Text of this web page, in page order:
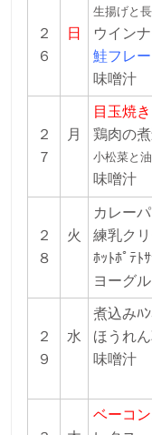
２
６
日
生揚げと
ウイン
鮭フレー
味噌汁
２
７
月
目玉焼き
鶏肉の
小松菜と
味噌汁
２
８
火
カレー
練乳ク
ﾎｯﾄﾎﾟﾃﾄ
ヨーグ
２
９
水
煮込みﾊ
ほうれ
味噌汁
ベーコ